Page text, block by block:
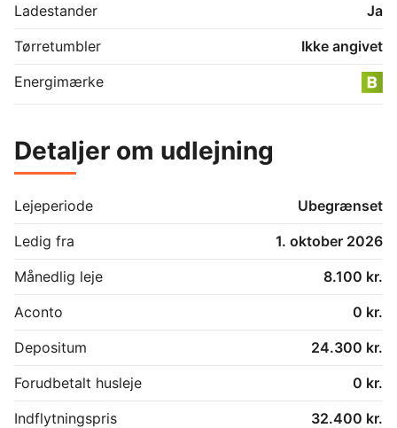
Ladestander
Ja
Tørretumbler
Ikke angivet
Energimærke
Detaljer om udlejning
Lejeperiode
Ubegrænset
Ledig fra
1. oktober 2026
Månedlig leje
8.100 kr.
Aconto
0 kr.
Depositum
24.300 kr.
Forudbetalt husleje
0 kr.
Indflytningspris
32.400 kr.